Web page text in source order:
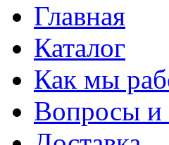
Главная
Каталог
Как мы
Вопросы и